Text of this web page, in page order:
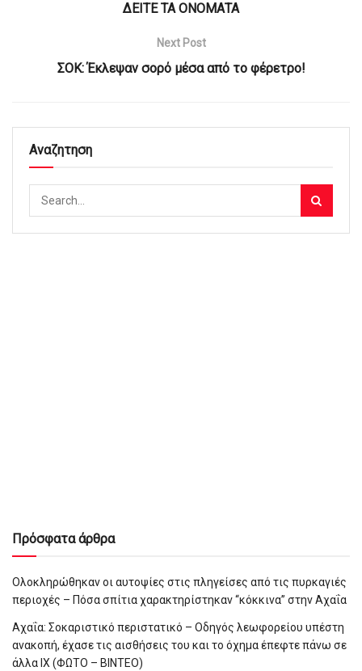
ΔΕΙΤΕ ΤΑ ΟΝΟΜΑΤΑ
Next Post
ΣΟΚ: Έκλεψαν σορό μέσα από το φέρετρο!
Αναζητηση
Πρόσφατα άρθρα
Ολοκληρώθηκαν οι αυτοψίες στις πληγείσες από τις πυρκαγιές
περιοχές – Πόσα σπίτια χαρακτηρίστηκαν “κόκκινα” στην Αχαΐα
Αχαΐα: Σοκαριστικό περιστατικό – Οδηγός λεωφορείου υπέστη
ανακοπή, έχασε τις αισθήσεις του και το όχημα έπεφτε πάνω σε
άλλα ΙΧ (ΦΩΤΟ – ΒΙΝΤΕΟ)